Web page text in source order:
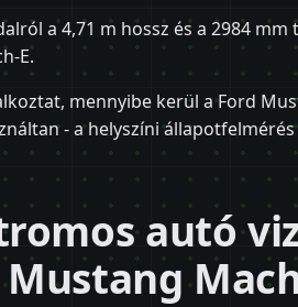
a 4,71 m hossz és a 2984
E.
mennyibe kerül a Ford
- a helyszíni
autó